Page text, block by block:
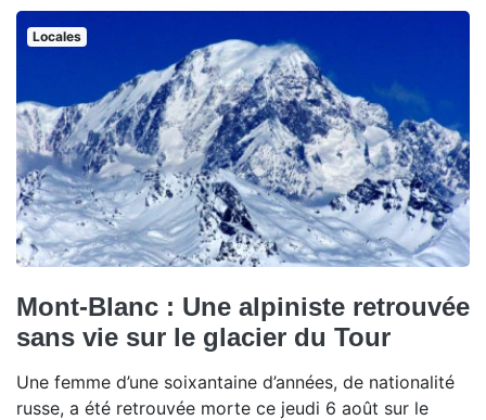
Locales
Mont-Blanc : Une alpiniste retrouvée
sans vie sur le glacier du Tour
Une femme d’une soixantaine d’années, de nationalité
russe, a été retrouvée morte ce jeudi 6 août sur le